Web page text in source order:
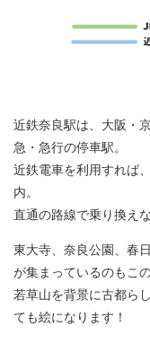
近鉄奈良駅は、大阪・
急・急行の停車駅。
近鉄電車を利用すれば
内。
直通の路線で乗り換え
東大寺、奈良公園、春
が集まっているのもこの
若草山を背景に古都ら
ても絵になります！